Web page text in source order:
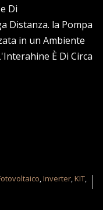
Di
Distanza. la Pompa
in un Ambiente
È Di Circa
,Inverter,KIT,